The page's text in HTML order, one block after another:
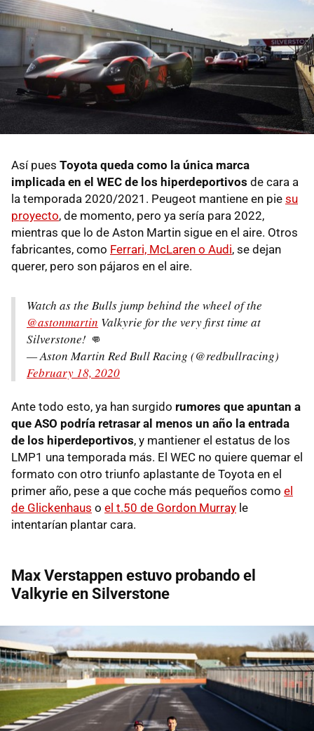
Así pues Toyota queda como la única marca
implicada en el WEC de los hiperdeportivos de cara a
la temporada 2020/2021. Peugeot mantiene en pie su
proyecto, de momento, pero ya sería para 2022,
mientras que lo de Aston Martin sigue en el aire. Otros
fabricantes, como Ferrari, McLaren o Audi, se dejan
querer, pero son pájaros en el aire.
Watch as the Bulls jump behind the wheel of the
@astonmartin Valkyrie for the very first time at
Silverstone! 👊
— Aston Martin Red Bull Racing (@redbullracing)
February 18, 2020
Ante todo esto, ya han surgido rumores que apuntan a
que ASO podría retrasar al menos un año la entrada
de los hiperdeportivos, y mantiener el estatus de los
LMP1 una temporada más. El WEC no quiere quemar el
formato con otro triunfo aplastante de Toyota en el
primer año, pese a que coche más pequeños como el
de Glickenhaus o el t.50 de Gordon Murray le
intentarían plantar cara.
Max Verstappen estuvo probando el
Valkyrie en Silverstone